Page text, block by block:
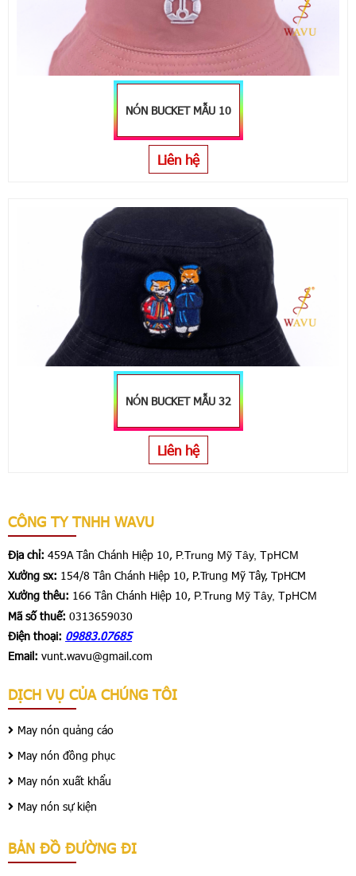
NÓN BUCKET MẪU 10
Liên hệ
NÓN BUCKET MẪU 32
Liên hệ
CÔNG TY TNHH WAVU
Địa chỉ: 459A Tân Chánh Hiệp 10, P.Trung Mỹ Tây, TpHCM
Xưởng sx: 154/8 Tân Chánh Hiệp 10, P.Trung Mỹ Tây, TpHCM
Xưởng thêu: 166 Tân Chánh Hiệp 10, P.Trung Mỹ Tây, TpHCM
Mã số thuế: 0313659030
Điện thoại: 09883.07685
Email: vunt.wavu@gmail.com
DỊCH VỤ CỦA CHÚNG TÔI
May nón quảng cáo
May nón đồng phục
May nón xuất khẩu
May nón sự kiện
BẢN ĐỒ ĐƯỜNG ĐI